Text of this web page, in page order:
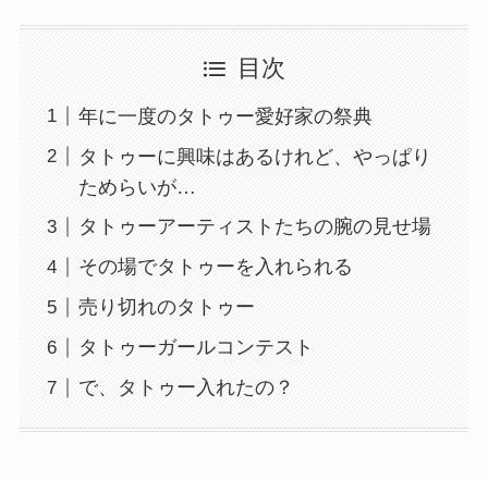
目次
年に一度のタトゥー愛好家の祭典
タトゥーに興味はあるけれど、やっぱり
ためらいが…
タトゥーアーティストたちの腕の見せ場
その場でタトゥーを入れられる
売り切れのタトゥー
タトゥーガールコンテスト
で、タトゥー入れたの？